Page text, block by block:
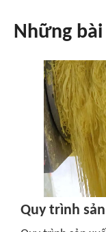
Những